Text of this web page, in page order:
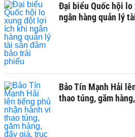
Đại biểu Quốc hội
ngân hàng quản lý
Bảo Tín Mạnh Hải
thao túng, găm